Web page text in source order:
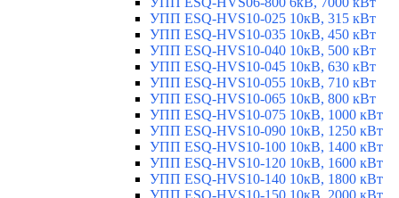
УПП ESQ-HVS10-025 10кВ, 315 кВт
УПП ESQ-HVS10-035 10кВ, 450 кВт
УПП ESQ-HVS10-040 10кВ, 500 кВт
УПП ESQ-HVS10-045 10кВ, 630 кВт
УПП ESQ-HVS10-055 10кВ, 710 кВт
УПП ESQ-HVS10-065 10кВ, 800 кВт
УПП ESQ-HVS10-075 10кВ, 1000 кВт
УПП ESQ-HVS10-090 10кВ, 1250 кВт
УПП ESQ-HVS10-100 10кВ, 1400 кВт
УПП ESQ-HVS10-120 10кВ, 1600 кВт
УПП ESQ-HVS10-140 10кВ, 1800 кВт